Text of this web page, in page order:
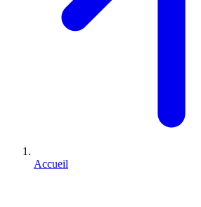
Accueil